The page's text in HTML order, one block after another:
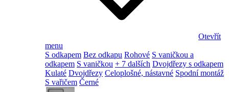
Otevřít
menu
S odkapem Bez odkapu Rohové S vaničkou a
odkapem S vaničkou + 7 dalších Dvojdřezy s odkapem
Kulaté Dvojdřezy Celoplošné, nástavné Spodní montáž
S vařičem Černé